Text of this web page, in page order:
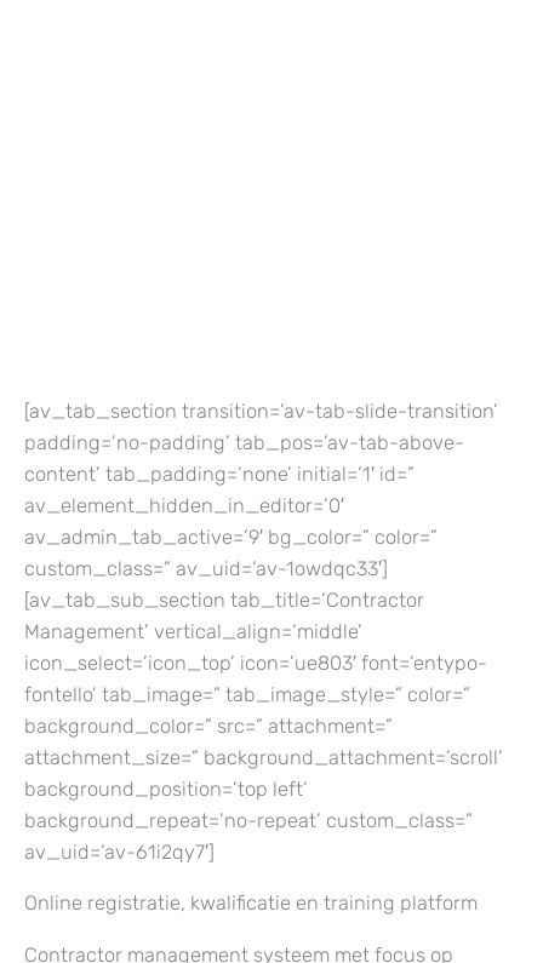
[av_tab_section transition=’av-tab-slide-transition’
padding=’no-padding’ tab_pos=’av-tab-above-
content’ tab_padding=’none’ initial=’1′ id=”
av_element_hidden_in_editor=’0′
av_admin_tab_active=’9′ bg_color=” color=”
custom_class=” av_uid=’av-1owdqc33′]
[av_tab_sub_section tab_title=’Contractor
Management’ vertical_align=’middle’
icon_select=’icon_top’ icon=’ue803′ font=’entypo-
fontello’ tab_image=” tab_image_style=” color=”
background_color=” src=” attachment=”
attachment_size=” background_attachment=’scroll’
background_position=’top left’
background_repeat=’no-repeat’ custom_class=”
av_uid=’av-61i2qy7′]
Online registratie, kwalificatie en training platform
Contractor management systeem met focus op